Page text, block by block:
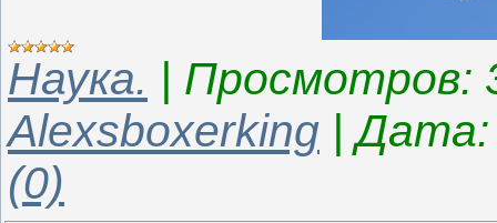
Наука. Просмотров:
Alexsboxerking |Дата:
(0)